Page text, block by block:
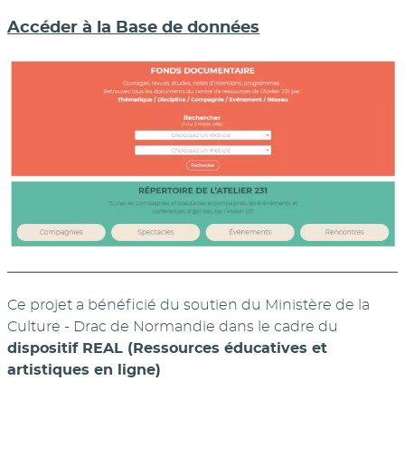
Accéder à la Base de données
Ce projet a bénéficié du soutien du Ministère de la
Culture - Drac de Normandie dans le cadre du
dispositif REAL (Ressources éducatives et
artistiques en ligne)